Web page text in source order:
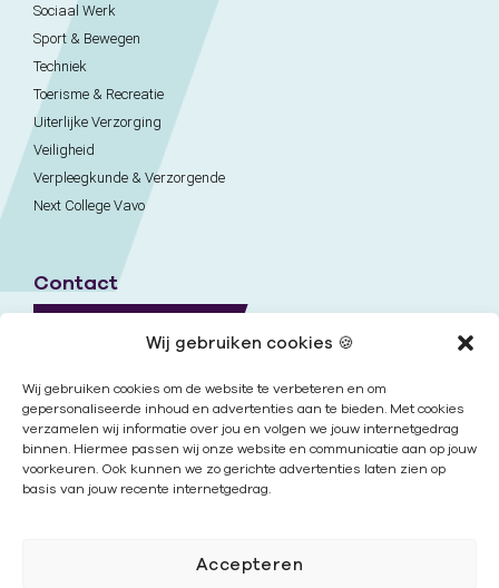
Wij gebruiken cookies 🍪
Wij gebruiken cookies om de website te verbeteren en om
gepersonaliseerde inhoud en advertenties aan te bieden. Met cookies
verzamelen wij informatie over jou en volgen we jouw internetgedrag
binnen. Hiermee passen wij onze website en communicatie aan op jouw
voorkeuren. Ook kunnen we zo gerichte advertenties laten zien op
basis van jouw recente internetgedrag.
Accepteren
Sociaal Werk
Sport & Bewegen
Techniek
Toerisme & Recreatie
Uiterlijke Verzorging
Veiligheid
Verpleegkunde & Verzorgende
Next College Vavo
Contact
Nieuwsbrief